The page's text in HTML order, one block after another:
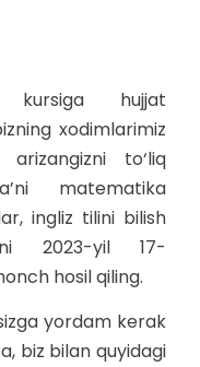
hujjat
xodimlarimiz
to‘liq
matematika
ingliz tilini bilish
2023-yil 17-
hosil qiling.
yordam kerak
biz bilan quyidagi